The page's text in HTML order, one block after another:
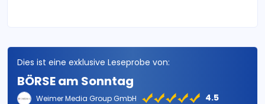
Dies ist eine exklusive Leseprobe von:
BÖRSE am Sonntag
Weimer Media Group GmbH 4.5